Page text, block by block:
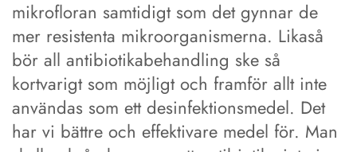
mikrofloran samtidigt som det gynnar de
mer resistenta mikroorganismerna. Likaså
bör all antibiotikabehandling ske så
kortvarigt som möjligt och framför allt inte
användas som ett desinfektionsmedel. Det
har vi bättre och effektivare medel för. Man